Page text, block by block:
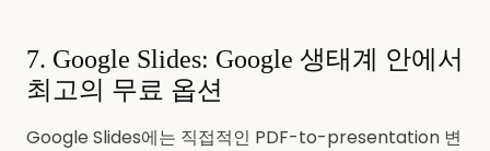
7. Google Slides: Google 생태계 안에서
최고의 무료 옵션
Google Slides에는 직접적인 PDF-to-presentation 변